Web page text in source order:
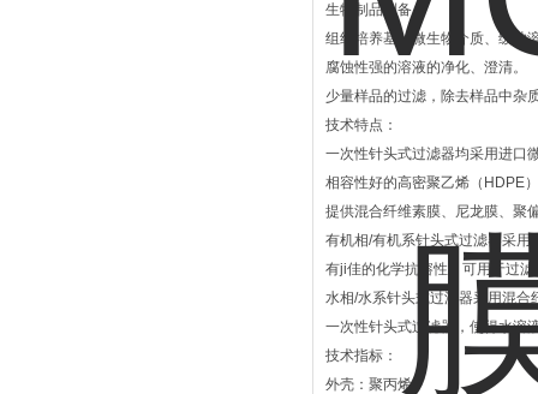
生物制品制备。
组织培养基、微生物介质、缓冲
腐蚀性强的溶液的净化、澄清。
少量样品的过滤，除去样品中杂
技术特点：
一次性针头式过滤器均采用进口
相容性好的高密聚乙烯（HDPE
提供混合纤维素膜、尼龙膜、聚
有机相/有机系针头式过滤器采
有ji佳的化学抗溶性。可用于过
水相/水系针头式过滤器采用混
一次性针头式过滤器，使得水溶
技术指标：
外壳：聚丙烯